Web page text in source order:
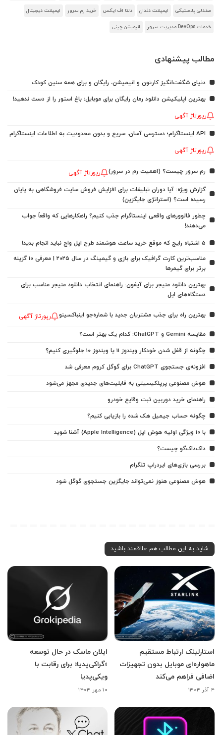
صندلی پلاستیکی ایمپلنت دندان دلتا اف ایکس خرید رم سرور ایمپلنت دیجیتال
خدمات DevOps مدیریت سرور انیمیشن چینی
مطالب پیشنهادی
دنیای شگفت‌انگیز کارتون و انیمیشن، رایگان و برای همه سنین کودک
بهترین اپلیکیشن دانلود رمان رایگان برای موبایل؛ باغ استور را از دست ندهید!
رپورتاژ آگهی
API اینستاگرام؛ دسترسی آسان، سریع و بدون محدودیت به اطلاعات اینستاگرام
رپورتاژ آگهی
رم سرور چیست؟ (اهمیت رم در سرور) رپورتاژ آگهی
گزارش ویژه: آیا دوران تبلیغات برای افزایش فروش سایت فروشگاهی به پایان
رسیده است؟ (استراتژی جایگزین)
چطور فالوورهای واقعی اینستاگرام جذب کنیم؟ راهکارهایی که واقعاً جواب
می‌دهند!
5 اشتباه رایج که موقع خرید ساعت هوشمند طرح اپل واچ نباید انجام بدید!
مناسب‌ترین کارت گرافیک برای بازی و گیمینگ در سال ۲۰۲۵ | معرفی ۱۰ گزینه
برتر برای گیمرها
بهترین دانلود منیجر برای آیفون: راهنمای انتخاب دانلود منیجر مناسب برای
دستگاه‌های اپل
بهترین راه برای جذب مشتریان جدید با شماره‌جو اینباکسینو رپورتاژ آگهی
مقایسه Gemini و ChatGPT: کدام یک بهتر است؟
چگونه از قفل شدن خودکار ویندوز 11 یا ویندوز 10 جلوگیری کنیم؟
افزونه‌ی جستجوی ChatGPT برای گوگل کروم معرفی شد
هوش مصنوعی پرپلکیسیتی به قابلیت‌های جدیدی مجهز می‌شود
راهنمای خرید دوربین ثبت وقایع خودرو
چگونه حساب جیمیل هک شده را بازیابی کنیم؟
با ۱۰ ویژگی اولیه هوش اپل (Apple Intelligence) آشنا شوید
داک‌داک‌گو چیست؟
بررسی بازی‌های ایردراپ تلگرام
هوش مصنوعی هنوز نمی‌تواند جایگزین جستجوی گوگل شود
شاید به این مطالب هم علاقمند باشید
استارلینک ارتباط مستقیم
ماهواره‌ای موبایل بدون تجهیزات
اضافی فراهم می‌کند
۴ آذر ۱۴۰۴
ایلان ماسک در حال توسعه
«گراکی‌پدیا» برای رقابت با
ویکی‌پدیا
۱۰ مهر ۱۴۰۴